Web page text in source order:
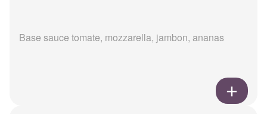
Base sauce tomate, mozzarella, jambon, ananas